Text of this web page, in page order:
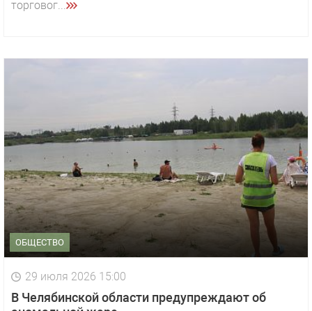
торговог...
ОБЩЕСТВО
29 июля 2026 15:00
В Челябинской области предупреждают об